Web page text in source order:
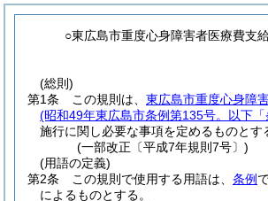
○東広島市重度心身障害者医療費支
(総則)
第1条
この規則は、 東広島市重度心身障
(昭和49年東広島市条例第135号。以下
施行に関し必要な事項を定めるものとす
(一部改正〔平成7年規則7号〕)
(用語の定義)
第2条
この規則で使用する用語は、 条例
によるものとする。